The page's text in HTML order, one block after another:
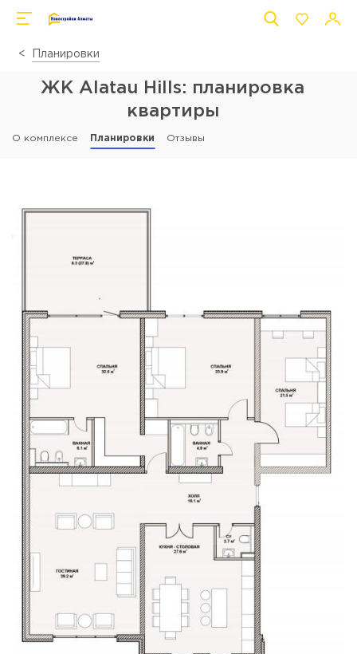
Планировки
ЖК Alatau Hills: планировка
квартиры
О комплексе Планировки Отзывы